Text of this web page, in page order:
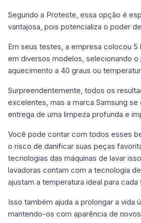
Segundo a Proteste, essa opção é
vantajosa, pois potencializa o poder
Em seus testes, a empresa colocou 5
em diversos modelos, selecionando o
aquecimento a 40 graus ou
Surpreendentemente, todos os
excelentes, mas a marca Samsung se
entrega de uma limpeza profunda e
Você pode contar com todos esses
o risco de danificar suas peças
tecnologias das máquinas de lavar
lavadoras contam com a tecnologia
ajustam a temperatura ideal para cada
Isso também ajuda a prolongar a vida
mantendo-os com aparência de